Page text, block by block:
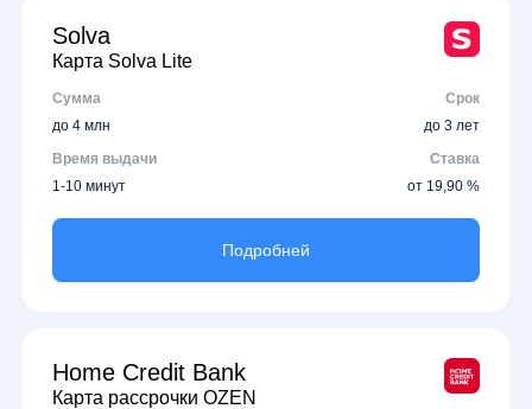
Solva
Карта Solva Lite
Сумма
Срок
до 4 млн
до 3 лет
Время выдачи
Ставка
1-10 минут
от 19,90 %
Подробней
Home Credit Bank
Карта рассрочки OZEN